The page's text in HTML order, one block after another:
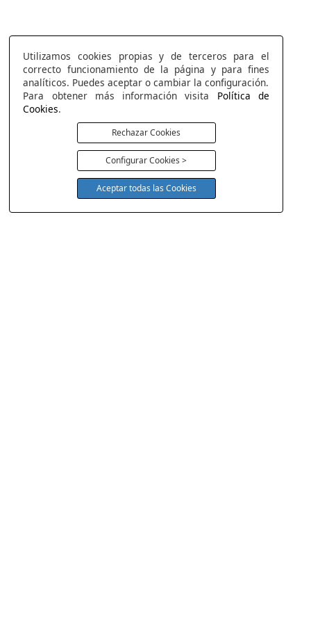
Utilizamos cookies propias y de terceros para el
correcto funcionamiento de la página y para fines
analíticos. Puedes aceptar o cambiar la configuración.
Para obtener más información visita Política de
Cookies.
Rechazar Cookies
Configurar Cookies >
Aceptar todas las Cookies